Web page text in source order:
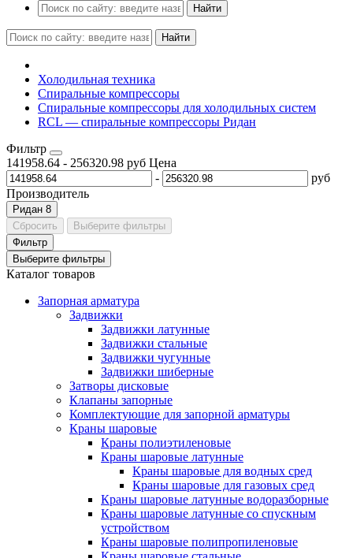
Найти
Найти
Холодильная техника
Спиральные компрессоры
Спиральные компрессоры для холодильных систем
RCL — спиральные компрессоры Ридан
Фильтр
141958.64 - 256320.98 руб Цена
-
руб
Производитель
Ридан 8
Сбросить
Выберите фильтры
Фильтр
Выберите фильтры
Каталог товаров
Запорная арматура
Задвижки
Задвижки латунные
Задвижки стальные
Задвижки чугунные
Задвижки шиберные
Затворы дисковые
Клапаны запорные
Комплектующие для запорной арматуры
Краны шаровые
Краны полиэтиленовые
Краны шаровые латунные
Краны шаровые для водных сред
Краны шаровые для газовых сред
Краны шаровые латунные водоразборные
Краны шаровые латунные со спускным
устройством
Краны шаровые полипропиленовые